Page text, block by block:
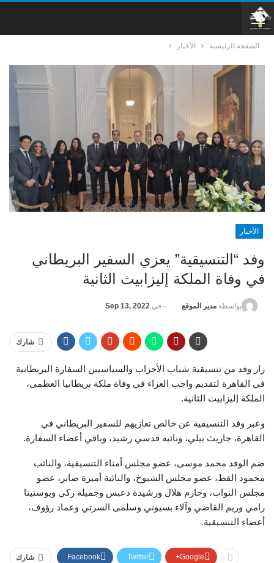
الصفحة الرئيسية الأخبار
الأخبار
وفد “التنسيقية” يعزي السفير البريطاني
في وفاة الملكة إليزابيث الثانية
بواسطة مدير الموقع في Sep 13, 2022
شارك
زار وفد من تنسيقية شباب الأحزاب والسياسيين السفارة البريطانية
في القاهرة لتقديم واجب العزاء في وفاة ملكة بريطانيا العظمى،
الملكة إليزابيث الثانية.
وعبر وفد التنسيقية عن خالص تعازيهم للسفير البريطاني في
القاهرة، جاريث بيلي، ونائبه قدسي رشيد، وباقي أعضاء السفارة.
ضم الوفد محمد موسى، عضو مجلس أمناء التنسيقية، والنائب
محمود القط، عضو مجلس الشيوخ، والنائبة أميرة صابر، عضو
مجلس النواب، وحازم هلال ورشيدة دعبس وجميلة زكي ويوستينا
رامي وريم القاضي وآلاء بسيوني وسلمى السرتي وعماد رؤوف،
أعضاء التنسيقية.
شارك Facebook Twitter Google+